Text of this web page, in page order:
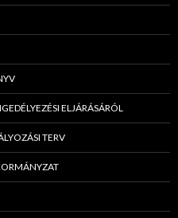
ELJÁRÁSÁRÓL
TERV